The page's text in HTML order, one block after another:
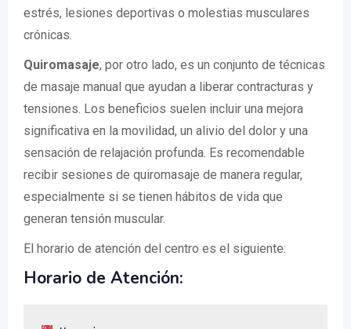
estrés, lesiones deportivas o molestias musculares
crónicas.
Quiromasaje, por otro lado, es un conjunto de técnicas
de masaje manual que ayudan a liberar contracturas y
tensiones. Los beneficios suelen incluir una mejora
significativa en la movilidad, un alivio del dolor y una
sensación de relajación profunda. Es recomendable
recibir sesiones de quiromasaje de manera regular,
especialmente si se tienen hábitos de vida que
generan tensión muscular.
El horario de atención del centro es el siguiente:
Horario de Atención: